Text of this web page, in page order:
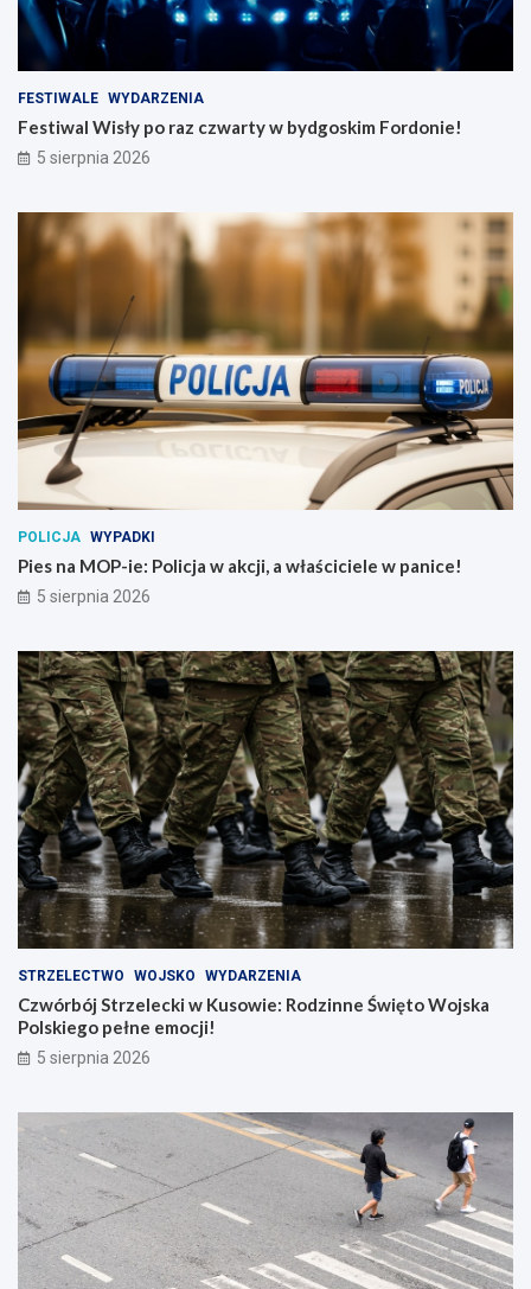
FESTIWALE WYDARZENIA
Festiwal Wisły po raz czwarty w bydgoskim Fordonie!
5 sierpnia 2026
POLICJA WYPADKI
Pies na MOP-ie: Policja w akcji, a właściciele w panice!
5 sierpnia 2026
STRZELECTWO WOJSKO WYDARZENIA
Czwórbój Strzelecki w Kusowie: Rodzinne Święto Wojska
Polskiego pełne emocji!
5 sierpnia 2026